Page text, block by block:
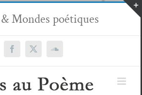
Mondes poétiques
Facebook
X SoundCloud